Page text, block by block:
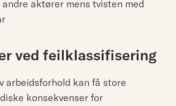
aktører mens tvisten med
ved feilklassifisering
arbeidsforhold kan få store
konsekvenser for